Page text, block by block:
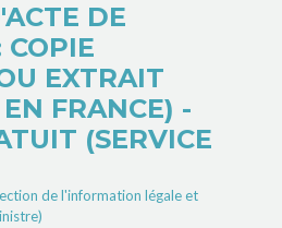
DE
COPIE
EXTRAIT
FRANCE) -
(SERVICE
de l'information légale et